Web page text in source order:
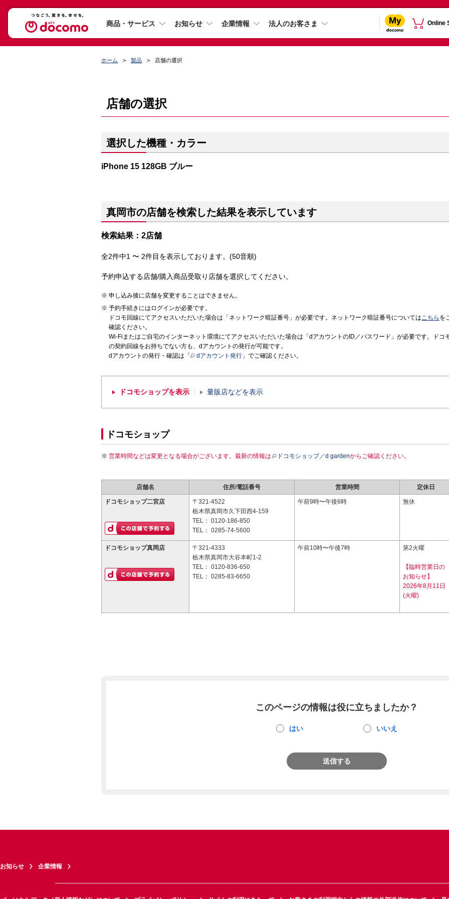
商品・サービス お知らせ 企業情報 法人のお客さま Online
ホーム 製品 店舗の選択
店舗の選択
選択した機種・カラー
iPhone 15 128GB ブルー
真岡市の店舗を検索した結果を表示しています
検索結果：2店舗
全2件中1 〜 2件目を表示しております。(50音順)
予約申込する店舗/購入商品受取り店舗を選択してください。
申し込み後に店舗を変更することはできません。
予約手続きにはログインが必要です。
ドコモ回線にてアクセスいただいた場合は「ネットワーク暗証番号」が必要です。ネットワーク暗証番号についてはこちら を
確認ください。
Wi-Fiまたはご自宅のインターネット環境にてアクセスいただいた場合は「dアカウントのID／パスワード」が必要です。ドコ
の契約回線をお持ちでない方も、dアカウントの発行が可能です。
dアカウントの発行・確認は「
dアカウント発行 」でご確認ください。
ドコモショップを表示 量販店などを表示
ドコモショップ
営業時間などは変更となる場合がございます。最新の情報は ドコモショップ／d gardenからご確認ください。
店舗名 住所/電話番号 営業時間 定休日
ドコモショップ二宮店
〒321-4522
栃木県真岡市久下田西4-159
TEL： 0120-186-850
TEL： 0285-74-5600
午前9時〜午後6時 無休
ドコモショップ真岡店
〒321-4333
栃木県真岡市大谷本町1-2
TEL： 0120-836-650
TEL： 0285-83-6650
午前10時〜午後7時 第2火曜
【臨時営業日の
お知らせ】
2026年8月11日
(火曜)
このページの情報は役に立ちましたか？
はい いいえ
送信する
お知らせ 企業情報